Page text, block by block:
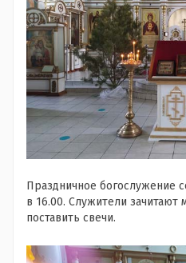
Праздничное богослужение
в 16.00. Служители
поставить свечи.